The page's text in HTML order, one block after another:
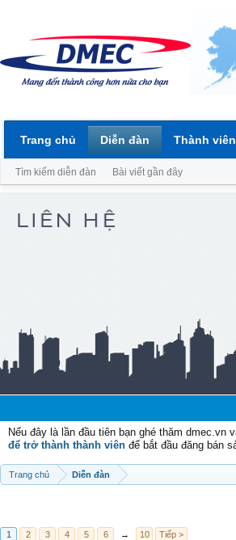
Nếu đây là lần đầu tiên bạn ghé thăm
để trở thành thành viên để bắt đầu đăng bán
Trang chủ Diễn đàn
1 2 3 4 5 6 → 10 Tiếp >
Trang chủ Diễn đàn
Tìm kiếm diễn đàn Bài viết gần đây
Thành viên